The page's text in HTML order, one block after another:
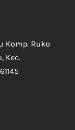
Komp. Ruko
Kec.